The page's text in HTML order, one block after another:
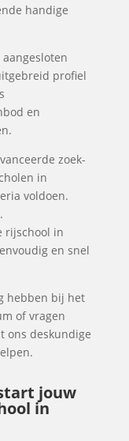
handige
aangesloten
profiel
en
zoek-
in
voldoen.
rijschool in
en snel
hebben bij het
of vragen
ons deskundige
jouw
in